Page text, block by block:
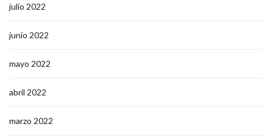
julio 2022
junio 2022
mayo 2022
abril 2022
marzo 2022